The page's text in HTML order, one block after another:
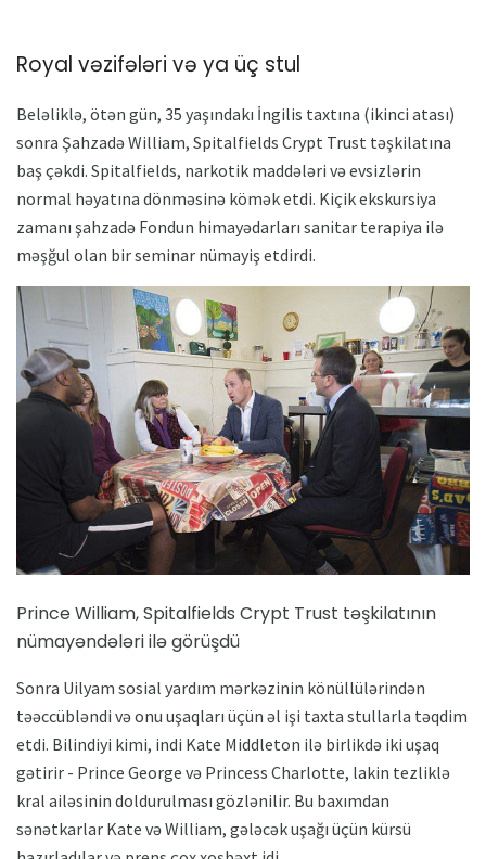
Royal vəzifələri və ya üç stul
Beləliklə, ötən gün, 35 yaşındakı İngilis taxtına (ikinci atası)
sonra Şahzadə William, Spitalfields Crypt Trust təşkilatına
baş çəkdi. Spitalfields, narkotik maddələri və evsizlərin
normal həyatına dönməsinə kömək etdi. Kiçik ekskursiya
zamanı şahzadə Fondun himayədarları sanitar terapiya ilə
məşğul olan bir seminar nümayiş etdirdi.
Prince William, Spitalfields Crypt Trust təşkilatının
nümayəndələri ilə görüşdü
Sonra Uilyam sosial yardım mərkəzinin könüllülərindən
təəccübləndi və onu uşaqları üçün əl işi taxta stullarla təqdim
etdi. Bilindiyi kimi, indi Kate Middleton ilə birlikdə iki uşaq
gətirir - Prince George və Princess Charlotte, lakin tezliklə
kral ailəsinin doldurulması gözlənilir. Bu baxımdan
sənətkarlar Kate və William, gələcək uşağı üçün kürsü